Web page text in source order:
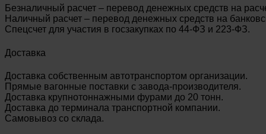
Безналичный расчет – перевод денежных средств на
Наличный расчет – перевод денежных средств на
Спецсчет для участия в госзакупках по 44-ФЗ и 223-ФЗ.
Доставка
Доставка собственным автотранспортом организации.
Прямые вагонные поставки с завода-производителя.
Доставка крупнотоннажными фурами до 20 тонн.
Доставка до терминала транспортной компании.
Самовывоз со склада.